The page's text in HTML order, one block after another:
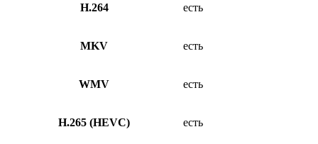
H.264 есть
MKV есть
WMV есть
H.265 (HEVC) есть